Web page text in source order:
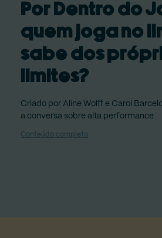
Por Dentro do
quem joga no
sabe dos
limites?
Criado por Aline Wolff e Carol
a conversa sobre alta performance
Conteúdo completo